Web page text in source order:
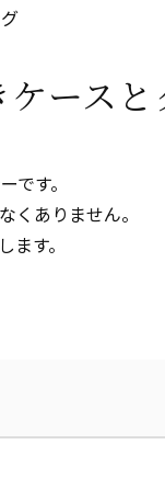
ース
す。
くありません。
す。